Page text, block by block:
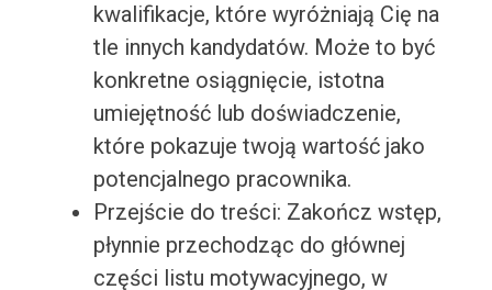
kwalifikacje, które wyróżniają Cię na
tle innych kandydatów. Może to być
konkretne osiągnięcie, istotna
umiejętność lub doświadczenie,
które pokazuje twoją wartość jako
potencjalnego pracownika.
Przejście do treści: Zakończ wstęp,
płynnie przechodząc do głównej
części listu motywacyjnego, w